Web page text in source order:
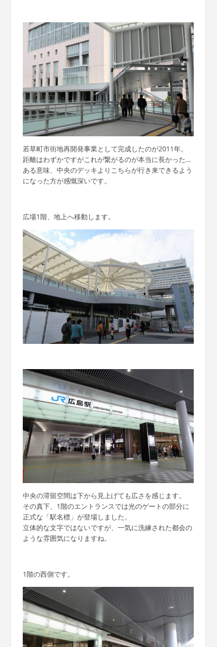
若草町市街地再開発事業として完成したのが2011年。
距離はわずかですがこれが繋がるのが本当に長かった…
ある意味、中央のデッキよりこちらが行き来できるよう
になった方が感慨深いです。
広場1階、地上へ移動します。
中央の滞留空間は下から見上げても広さを感じます。
その真下、1階のエントランスでは光のゲートの部分に
正式な「駅名標」が登場しました。
立体的な文字ではないですが、一気に洗練された都会の
ような雰囲気になりますね。
1階の西側です。